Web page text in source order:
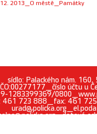
2013_O městě_Památky
sídlo: Palackého nám. 160,
účtu u
1283399369/
461 723 888_fax: 461